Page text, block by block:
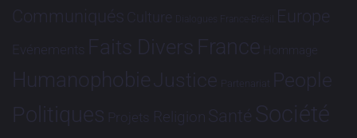
Communiqués Culture Dialogues France-Brésil Europe
Evénements Faits Divers France Hommage
HumanophobieJustice Partenariat People
Politiques Projets Religion Santé Société